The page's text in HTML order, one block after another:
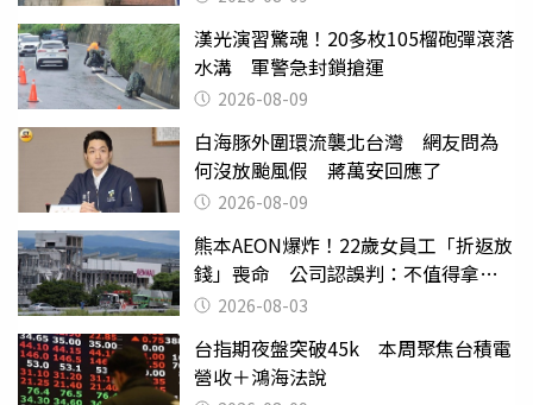
漢光演習驚魂！20多枚105榴砲彈滾落
水溝 軍警急封鎖搶運
2026-08-09
白海豚外圍環流襲北台灣 網友問為
何沒放颱風假 蔣萬安回應了
2026-08-09
熊本AEON爆炸！22歲女員工「折返放
錢」喪命 公司認誤判：不值得拿命
換 2026-08-03
台指期夜盤突破45k 本周聚焦台積電
營收＋鴻海法說